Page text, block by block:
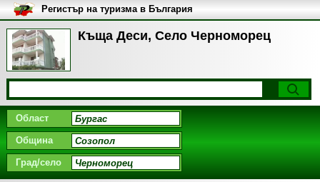
Къща Деси, Село Черноморец
Регистър на туризма в България
Област
Община
Град/село